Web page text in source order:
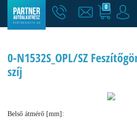
0
0-N1532S_OPL/SZ
szíj
Belső átmérő [mm]: